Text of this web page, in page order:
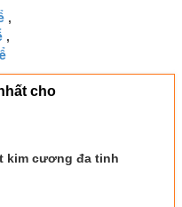
,
,
cho
kim cương đa tinh